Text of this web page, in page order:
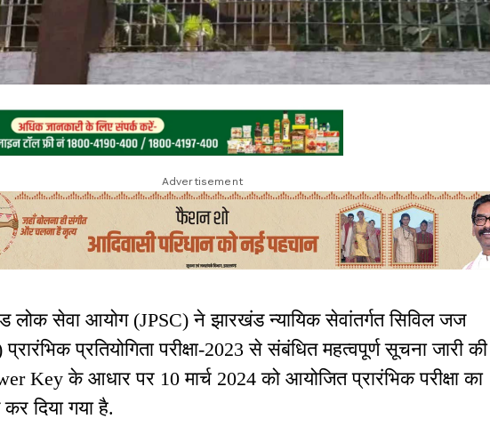
Advertisement
लोक सेवा आयोग (JPSC) ने झारखंड न्यायिक सेवांतर्गत सिविल जज
प्रतियोगिता परीक्षा-2023 से संबंधित महत्वपूर्ण सूचना जारी की
Key के आधार पर 10 मार्च 2024 को आयोजित प्रारंभिक परीक्षा का
दिया गया है.